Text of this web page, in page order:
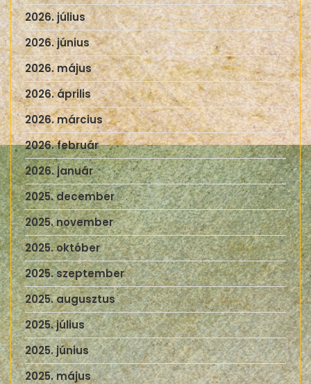
2026. július
2026. június
2026. május
2026. április
2026. március
2026. február
2026. január
2025. december
2025. november
2025. október
2025. szeptember
2025. augusztus
2025. július
2025. június
2025. május